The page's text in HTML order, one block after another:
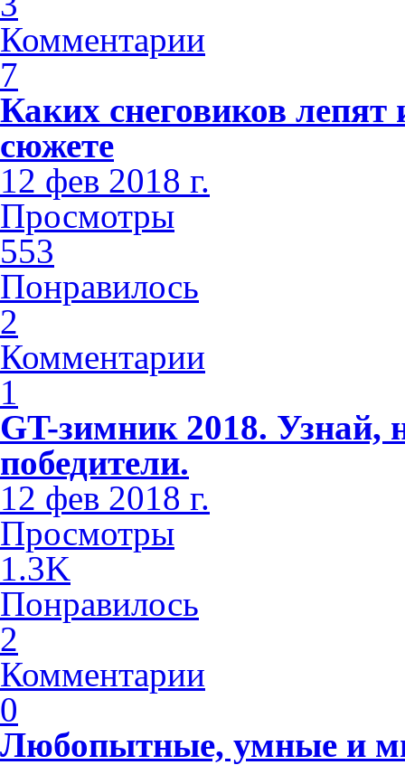
Комментарии
7
Каких снеговиков
сюжете
12 фев 2018 г.
Просмотры
553
Понравилось
2
Комментарии
1
GT-зимник 2018. Узнай,
победители.
12 фев 2018 г.
Просмотры
1.3K
Понравилось
2
Комментарии
0
Любопытные, умные и